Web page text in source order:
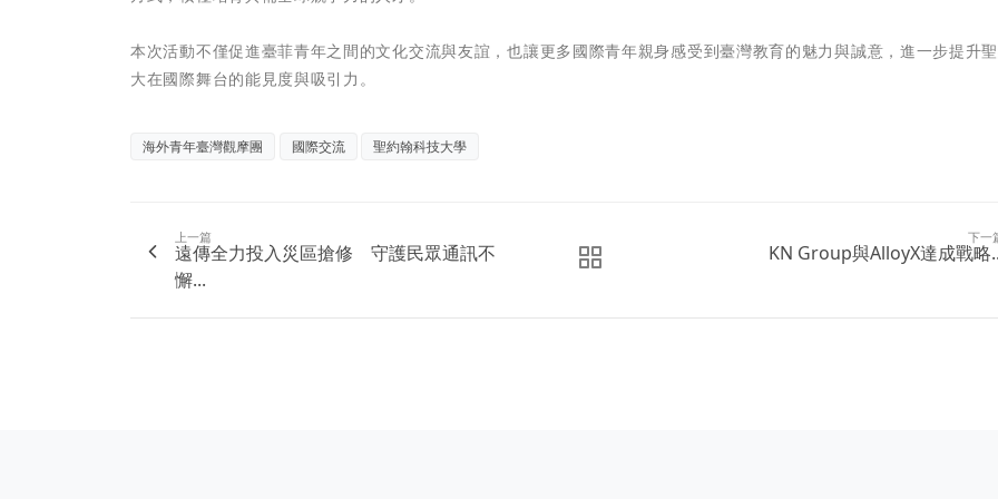
本次活動不僅促進臺菲青年之間的文化交流與友誼，也讓更多國際青年親身感受到臺灣教育的魅力與誠意，進一步提升
大在國際舞台的能見度與吸引力。
海外青年臺灣觀摩團 國際交流 聖約翰科技大學
上一篇
遠傳全力投入災區搶修 守護民眾通訊不
懈...
下一
KN Group與AlloyX達成戰略